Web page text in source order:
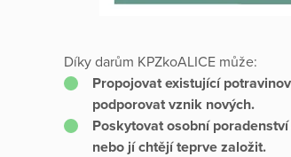
Díky darům KPZkoALICE může:
Propojovat existující
podporovat vznik nových.
Poskytovat osobní
nebo jí chtějí teprve založit.